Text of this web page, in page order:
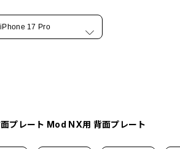
iPhone 17 Pro
プレート Mod NX用 背面プレート